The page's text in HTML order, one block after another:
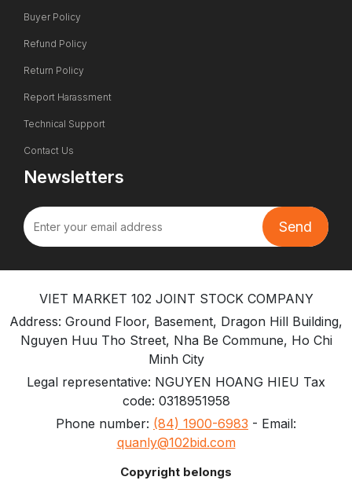
Buyer Policy
Refund Policy
Return Policy
Report Harassment
Technical Support
Contact Us
Newsletters
VIET MARKET 102 JOINT STOCK COMPANY
Address: Ground Floor, Basement, Dragon Hill Building,
Nguyen Huu Tho Street, Nha Be Commune, Ho Chi
Minh City
Legal representative: NGUYEN HOANG HIEU Tax
code: 0318951958
Phone number: (84) 1900-6983 - Email:
quanly@102bid.com
Copyright belongs